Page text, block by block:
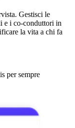
Gestisci le
e i co-conduttori in
la vita a chi fa
per sempre